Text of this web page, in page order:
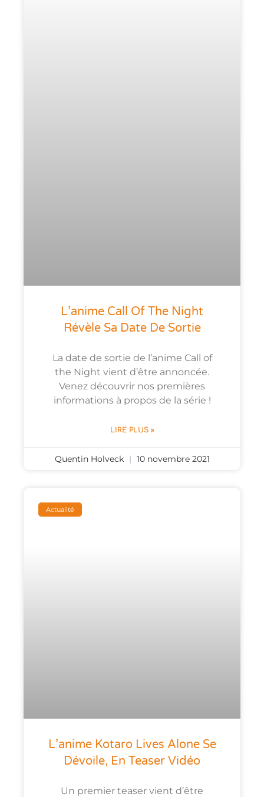
L’anime Call Of The Night
Révèle Sa Date De Sortie
La date de sortie de l’anime Call of
the Night vient d’être annoncée.
Venez découvrir nos premières
informations à propos de la série !
LIRE PLUS »
Quentin Holveck 10 novembre 2021
Actualité
L’anime Kotaro Lives Alone Se
Dévoile, En Teaser Vidéo
Un premier teaser vient d’être